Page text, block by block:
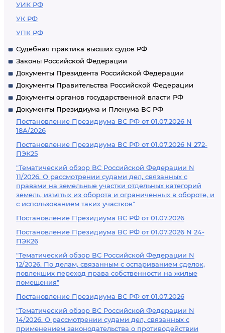
УИК РФ
УК РФ
УПК РФ
Судебная практика высших судов РФ
Законы Российской Федерации
Документы Президента Российской Федерации
Документы Правительства Российской Федерации
Документы органов государственной власти РФ
Документы Президиума и Пленума ВС РФ
Постановление Президиума ВС РФ от 01.07.2026 N
18А/2026
Постановление Президиума ВС РФ от 01.07.2026 N 272-
ПЭК25
"Тематический обзор ВС Российской Федерации N
11/2026. О рассмотрении судами дел, связанных с
правами на земельные участки отдельных категорий
земель, изъятых из оборота и ограниченных в обороте, и
с использованием таких участков"
Постановление Президиума ВС РФ от 01.07.2026
Постановление Президиума ВС РФ от 01.07.2026 N 24-
ПЭК26
"Тематический обзор ВС Российской Федерации N
12/2026. По делам, связанным с оспариванием сделок,
повлекших переход права собственности на жилые
помещения"
Постановление Президиума ВС РФ от 01.07.2026
"Тематический обзор ВС Российской Федерации N
14/2026. О рассмотрении судами дел, связанных с
применением законодательства о противодействии